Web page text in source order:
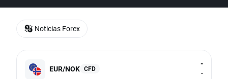
EUR/NOK CFD
-
-
Noticias Forex